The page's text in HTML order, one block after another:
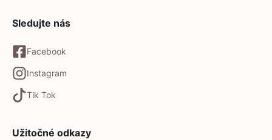
Sledujte nás
Facebook
Instagram
Tik Tok
Užitočné odkazy